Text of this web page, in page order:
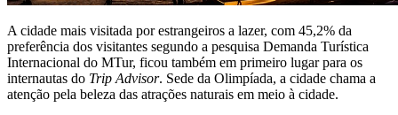
A cidade mais visitada por estrangeiros a lazer, com 45,2% da
preferência dos visitantes segundo a pesquisa Demanda Turística
Internacional do MTur, ficou também em primeiro lugar para os
internautas do Trip Advisor. Sede da Olimpíada, a cidade chama a
atenção pela beleza das atrações naturais em meio à cidade.